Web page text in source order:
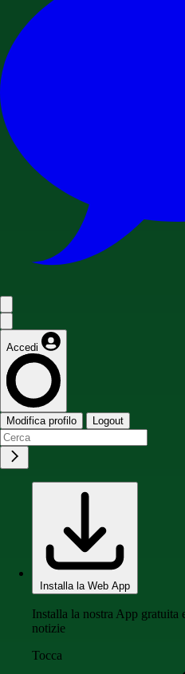
Accedi
Modifica profilo Logout
Installa la Web App
Installa la nostra App gratuita
notizie
Tocca